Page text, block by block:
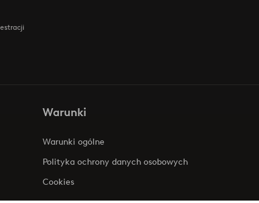
Warunki
Warunki ogólne
Polityka ochrony danych osobowych
Cookies